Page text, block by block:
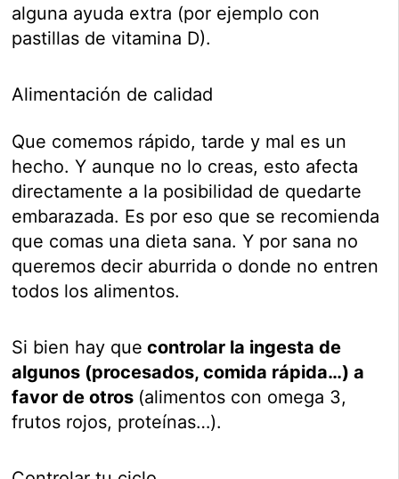
alguna ayuda extra (por ejemplo con
pastillas de vitamina D).
Alimentación de calidad
Que comemos rápido, tarde y mal es un
hecho. Y aunque no lo creas, esto afecta
directamente a la posibilidad de quedarte
embarazada. Es por eso que se recomienda
que comas una dieta sana. Y por sana no
queremos decir aburrida o donde no entren
todos los alimentos.
Si bien hay que controlar la ingesta de
algunos (procesados, comida rápida…) a
favor de otros (alimentos con omega 3,
frutos rojos, proteínas…).